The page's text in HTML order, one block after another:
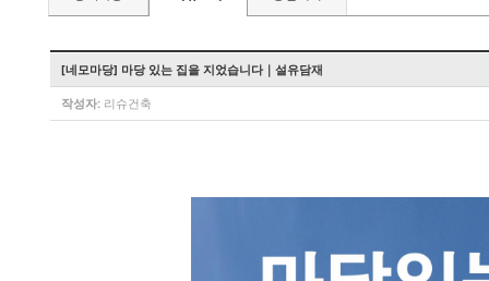
[네모마당] 마당 있는 집을 지었습니다｜설유담재
작성자: 리슈건축